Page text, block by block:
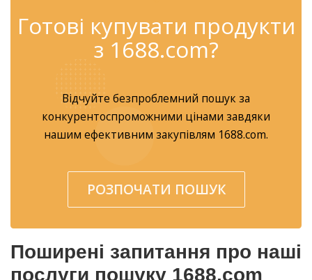
Готові купувати продукти
з 1688.com?
Відчуйте безпроблемний пошук за
конкурентоспроможними цінами завдяки
нашим ефективним закупівлям 1688.com.
РОЗПОЧАТИ ПОШУК
Поширені запитання про наші
послуги пошуку 1688.com